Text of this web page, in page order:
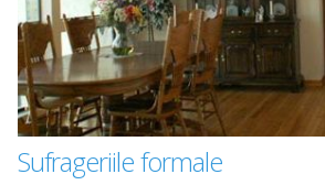
Sufrageriile formale